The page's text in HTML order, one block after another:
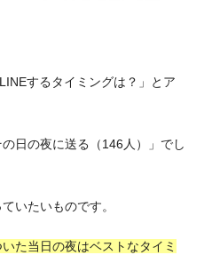
するタイミングは？」とア
日の夜に送る（146人）」でし
いたいものです。
た当日の夜はベストなタイミ